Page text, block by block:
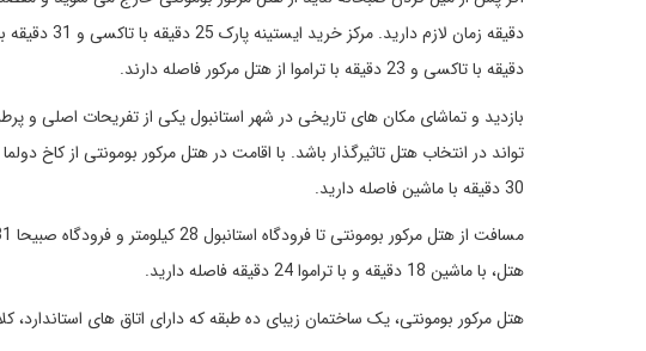
دقیقه با تاکسی و 23 دقیقه با تراموا از هتل مرکور فاصله دارند.
بازدید و تماشای مکان های تاریخی در شهر استانبول یکی از تفریحات اصلی
30 دقیقه با ماشین فاصله دارید.
هتل، با ماشین 18 دقیقه و با تراموا 24 دقیقه فاصله دارید.
هتل مرکور بومونتی، یک ساختمان زیبای ده طبقه که دارای اتاق های استاندارد، کلاسیک،